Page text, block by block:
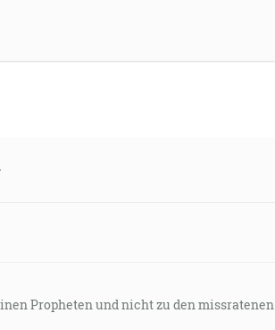
Propheten und nicht zu den missratenen